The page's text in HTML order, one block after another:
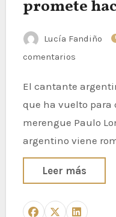
promete
Lucía Fandiño
comentarios
El cantante argentino Paulo Londra demuestra
que ha vuelto para
merengue Paulo
argentino viene
Leer más